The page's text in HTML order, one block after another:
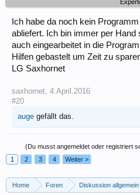
Ich habe da noch kein
abliefert. Ich bin immer per Hand
auch eingearbeitet in die
Hilfen gebastelt um Zeit zu
LG Saxhornet
saxhornet 4.April.2016
#20
auge gefällt das.
(Du musst angemeldet oder registriert
1
2 3 4 Weiter >
Home Foren Diskussion allgemein